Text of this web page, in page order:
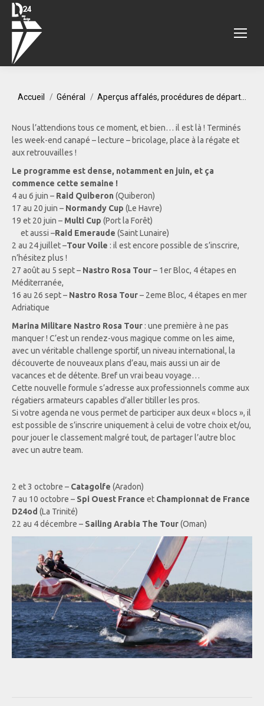
Accueil Général Aperçus affalés, procédures de départ…
Nous l’attendions tous ce moment, et bien… il est là ! Terminés
les week-end canapé – lecture – bricolage, place à la régate et
aux retrouvailles !
Le programme est dense, notamment en juin, et ça
commence cette semaine !
4 au 6 juin – Raid Quiberon (Quiberon)
17 au 20 juin – Normandy Cup (Le Havre)
19 et 20 juin – Multi Cup (Port la Forêt)
et aussi –Raid Emeraude (Saint Lunaire)
2 au 24 juillet –Tour Voile : il est encore possible de s’inscrire,
n’hésitez plus !
27 août au 5 sept – Nastro Rosa Tour– 1er Bloc, 4 étapes en
Méditerranée,
16 au 26 sept – Nastro Rosa Tour– 2eme Bloc, 4 étapes en mer
Adriatique
Marina Militare Nastro Rosa Tour : une première à ne pas
manquer ! C’est un rendez-vous magique comme on les aime,
avec un véritable challenge sportif, un niveau international, la
découverte de nouveaux plans d’eau, mais aussi un air de
vacances et de détente. Bref un vrai beau voyage…
Cette nouvelle formule s’adresse aux professionnels comme aux
régatiers armateurs capables d’aller titiller les pros.
Si votre agenda ne vous permet de participer aux deux « blocs », il
est possible de s’inscrire uniquement à celui de votre choix et/ou,
pour jouer le classement malgré tout, de partager l’autre bloc
avec un autre team.
2 et 3 octobre – Catagolfe (Aradon)
7 au 10 octobre – Spi Ouest France et Championnat de France
D24od (La Trinité)
22 au 4 décembre – Sailing Arabia The Tour(Oman)